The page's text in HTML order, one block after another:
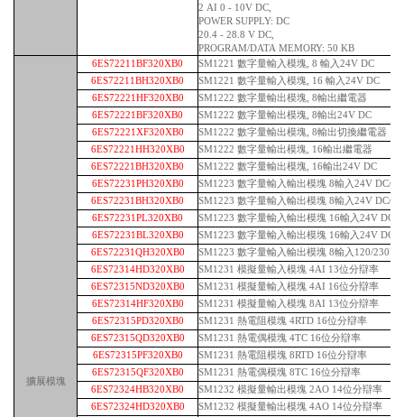
2 AI 0 - 10V DC,
POWER SUPPLY: DC
20.4 - 28.8 V DC,
PROGRAM/DATA MEMORY: 50 KB
擴展模塊
6ES72211BF320XB0
SM1221 數字量輸入模塊, 8 輸入24V DC
6ES72211BH320XB0
SM1221 數字量輸入模塊, 16 輸入24V DC
6ES72221HF320XB0
SM1222 數字量輸出模塊, 8輸出繼電器
6ES72221BF320XB0
SM1222 數字量輸出模塊, 8輸出24V DC
6ES72221XF320XB0
SM1222 數字量輸出模塊, 8輸出切換繼電器
6ES72221HH320XB0
SM1222 數字量輸出模塊, 16輸出繼電器
6ES72221BH320XB0
SM1222 數字量輸出模塊, 16輸出24V DC
6ES72231PH320XB0
SM1223 數字量輸入輸出模塊 8輸入24V DC/ 8
6ES72231BH320XB0
SM1223 數字量輸入輸出模塊 8輸入24V DC/ 8
6ES72231PL320XB0
SM1223 數字量輸入輸出模塊 16輸入24V DC/
6ES72231BL320XB0
SM1223 數字量輸入輸出模塊 16輸入24V DC/
6ES72231QH320XB0
SM1223 數字量輸入輸出模塊 8輸入120/230V
6ES72314HD320XB0
SM1231 模擬量輸入模塊 4AI 13位分辯率
6ES72315ND320XB0
SM1231 模擬量輸入模塊 4AI 16位分辯率
6ES72314HF320XB0
SM1231 模擬量輸入模塊 8AI 13位分辯率
6ES72315PD320XB0
SM1231 熱電阻模塊 4RTD 16位分辯率
6ES72315QD320XB0
SM1231 熱電偶模塊 4TC 16位分辯率
6ES72315PF320XB0
SM1231 熱電阻模塊 8RTD 16位分辯率
6ES72315QF320XB0
SM1231 熱電偶模塊 8TC 16位分辯率
6ES72324HB320XB0
SM1232 模擬量輸出模塊 2AO 14位分辯率
6ES72324HD320XB0
SM1232 模擬量輸出模塊 4AO 14位分辯率